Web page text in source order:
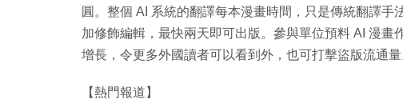
圓。整個 AI 系統的翻譯每本漫畫時間，只是傳統翻譯
加修飾編輯，最快兩天即可出版。參與單位預料 AI 漫
增長，令更多外國讀者可以看到外，也可打擊盜版流通量
【熱門報道】